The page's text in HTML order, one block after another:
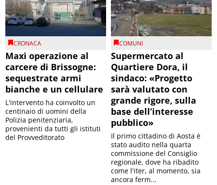
CRONACA
Maxi operazione al
carcere di Brissogne:
sequestrate armi
bianche e un cellulare
L'intervento ha coinvolto un
centinaio di uomini della
Polizia penitenziaria,
provenienti da tutti gli istituti
del Provveditorato
COMUNI
Supermercato al
Quartiere Dora, il
sindaco: «Progetto
sarà valutato con
grande rigore, sulla
base dell’interesse
pubblico»
Il primo cittadino di Aosta è
stato audito nella quarta
commissione del Consiglio
regionale, dove ha ribadito
come l'iter, al momento, sia
ancora ferm...